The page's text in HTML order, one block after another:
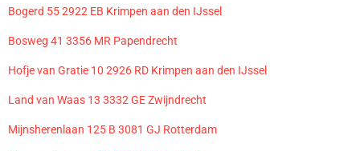
Bogerd 55 2922 EB Krimpen aan den IJssel
Bosweg 41 3356 MR Papendrecht
Hofje van Gratie 10 2926 RD Krimpen aan den IJssel
Land van Waas 13 3332 GE Zwijndrecht
Mijnsherenlaan 125 B 3081 GJ Rotterdam